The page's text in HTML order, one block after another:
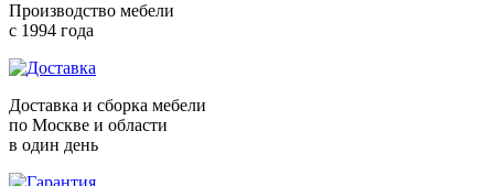
Производство мебели
с 1994 года
Доставка и сборка мебели
по Москве и области
в один день